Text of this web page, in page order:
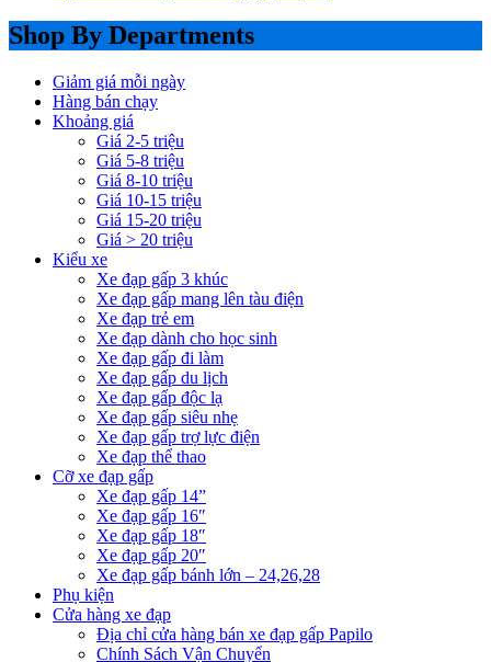
Shop By Departments
Giảm giá mỗi ngày
Hàng bán chạy
Khoảng giá
Giá 2-5 triệu
Giá 5-8 triệu
Giá 8-10 triệu
Giá 10-15 triệu
Giá 15-20 triệu
Giá > 20 triệu
Kiểu xe
Xe đạp gấp 3 khúc
Xe đạp gấp mang lên tàu điện
Xe đạp trẻ em
Xe đạp dành cho học sinh
Xe đạp gấp đi làm
Xe đạp gấp du lịch
Xe đạp gấp độc lạ
Xe đạp gấp siêu nhẹ
Xe đạp gấp trợ lực điện
Xe đạp thể thao
Cỡ xe đạp gấp
Xe đạp gấp 14”
Xe đạp gấp 16″
Xe đạp gấp 18″
Xe đạp gấp 20″
Xe đạp gấp bánh lớn – 24,26,28
Phụ kiện
Cửa hàng xe đạp
Địa chỉ cửa hàng bán xe đạp gấp Papilo
Chính Sách Vận Chuyển